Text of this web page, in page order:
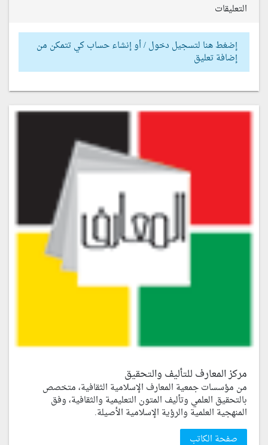
التعليقات
إضغط هنا لتسجيل دخول / أو إنشاء حساب كي تتمكن من
إضافة تعليق
مركز المعارف للتأليف والتحقيق
من مؤسسات جمعية المعارف الإسلامية الثقافية، متخصص
بالتحقيق العلمي وتأليف المتون التعليمية والثقافية، وفق
المنهجية العلمية والرؤية الإسلامية الأصيلة.
صفحة الكاتب